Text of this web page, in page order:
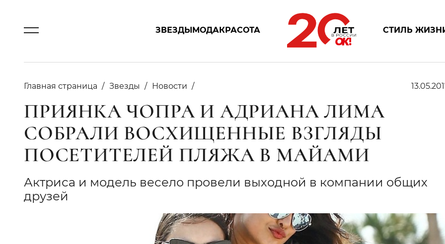
ЗВЕЗДЫМОДАКРАСОТА СТИЛЬ
Главная страница Звезды Новости
ПРИЯНКА ЧОПРА И АДРИАНА ЛИМА
СОБРАЛИ ВОСХИЩЕННЫЕ ВЗГЛЯДЫ
ПОСЕТИТЕЛЕЙ ПЛЯЖА В МАЙАМИ
Актриса и модель весело провели выходной в компании общих
друзей